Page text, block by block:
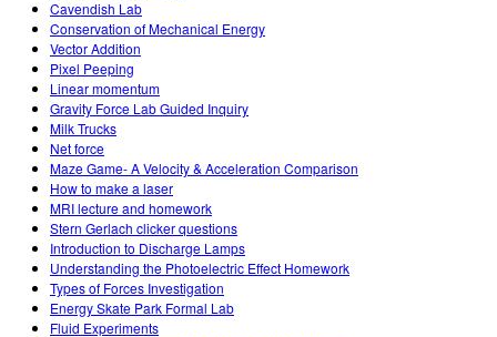
Cavendish Lab
Conservation of Mechanical Energy
Vector Addition
Pixel Peeping
Linear momentum
Gravity Force Lab Guided Inquiry
Milk Trucks
Net force
Maze Game- A Velocity & Acceleration Comparison
How to make a laser
MRI lecture and homework
Stern Gerlach clicker questions
Introduction to Discharge Lamps
Understanding the Photoelectric Effect Homework
Types of Forces Investigation
Energy Skate Park Formal Lab
Fluid Experiments